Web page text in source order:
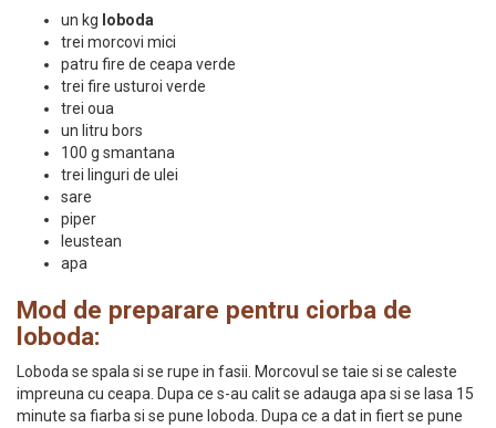
un kg loboda
trei morcovi mici
patru fire de ceapa verde
trei fire usturoi verde
trei oua
un litru bors
100 g smantana
trei linguri de ulei
sare
piper
leustean
apa
Mod de preparare pentru ciorba de
loboda:
Loboda se spala si se rupe in fasii. Morcovul se taie si se caleste
impreuna cu ceapa. Dupa ce s-au calit se adauga apa si se lasa 15
minute sa fiarba si se pune loboda. Dupa ce a dat in fiert se pune